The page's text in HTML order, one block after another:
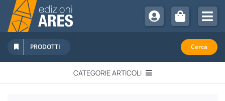
Salta
contenuto
Chi Siamo
Sostienici
Abbonamenti
PRODOTTI Cerca
CATEGORIE ARTICOLI